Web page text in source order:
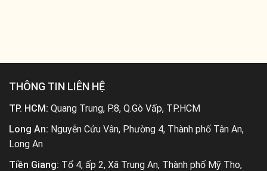
THÔNG TIN LIÊN HỆ
TP. HCM: Quang Trung, P.8, Q.Gò Vấp, TP.HCM
Long An: Nguyễn Cửu Vân, Phường 4, Thành phố Tân An,
Long An
Tiền Giang: Tổ 4, ấp 2, Xã Trung An, Thành phố Mỹ Tho,